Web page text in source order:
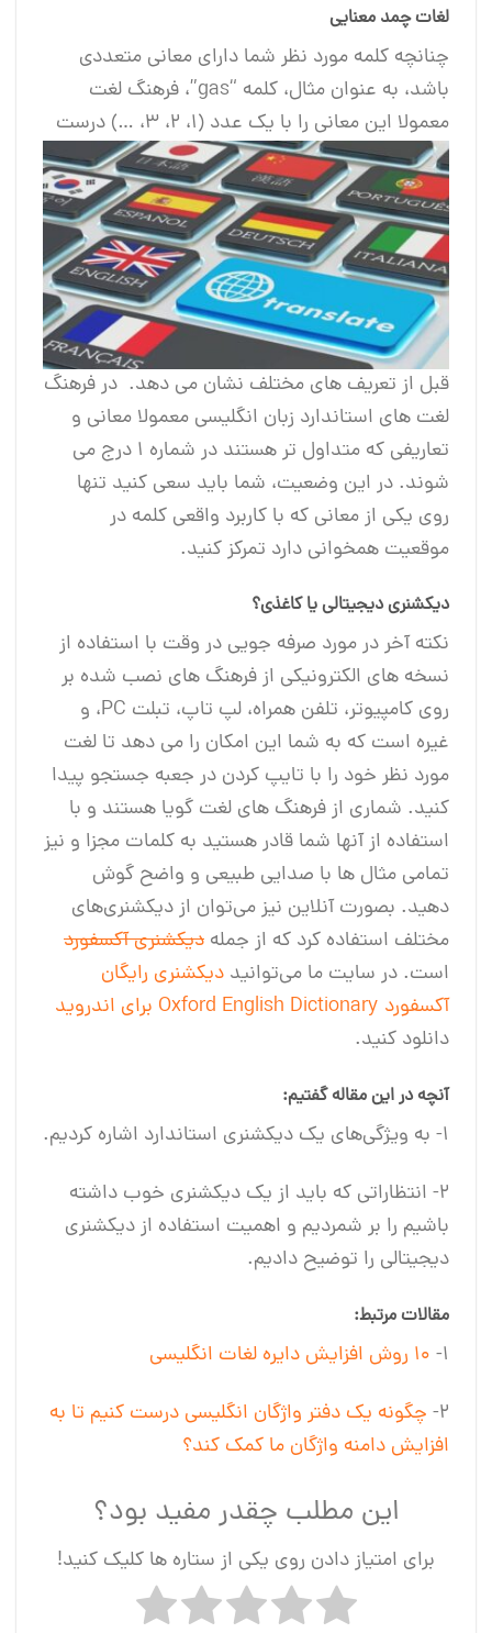
لغات چمد معنایی
چنانچه کلمه مورد نظر شما دارای معانی متعددی
باشد، به عنوان مثال، کلمه “gas”، فرهنگ لغت
معمولا این معانی را با یک عدد (1، 2، 3، …) درست
قبل از تعریف های مختلف نشان می دهد. در فرهنگ
لغت های استاندارد زبان انگلیسی معمولا معانی و
تعاریفی که متداول تر هستند در شماره 1 درج می
شوند. در این وضعیت، شما باید سعی کنید تنها
روی یکی از معانی که با کاربرد واقعی کلمه در
موقعیت همخوانی دارد تمرکز کنید.
دیکشنری دیجیتالی یا کاغذی؟
نکته آخر در مورد صرفه جویی در وقت با استفاده از
نسخه های الکترونیکی از فرهنگ های نصب شده بر
روی کامپیوتر، تلفن همراه، لپ تاپ، تبلت PC، و
غیره است که به شما این امکان را می دهد تا لغت
مورد نظر خود را با تایپ کردن در جعبه جستجو پیدا
کنید. شماری از فرهنگ های لغت گویا هستند و با
استفاده از آنها شما قادر هستید به کلمات مجزا و نیز
تمامی مثال ها با صدایی طبیعی و واضح گوش
دهید. بصورت آنلاین نیز می‌توان از دیکشنری‌های
مختلف استفاده کرد که از جمله دیکشنری آکسفورد
است. در سایت ما می‌توانید دیکشنری رایگان
آکسفورد Oxford English Dictionary برای اندروید
دانلود کنید.
آنچه در این مقاله گفتیم:
۱- به ویژگی‌های یک دیکشنری استاندارد اشاره کردیم.
۲- انتظاراتی که باید از یک دیکشنری خوب داشته
باشیم را بر شمردیم و اهمیت استفاده از دیکشنری
دیجیتالی را توضیح دادیم.
مقالات مرتبط:
۱- ۱۰ روش افزایش دایره لغات انگلیسی
۲- چگونه یک دفتر واژگان انگلیسی درست کنیم تا به
افزایش دامنه واژگان ما کمک کند؟
این مطلب چقدر مفید بود؟
برای امتیاز دادن روی یکی از ستاره ها کلیک کنید!